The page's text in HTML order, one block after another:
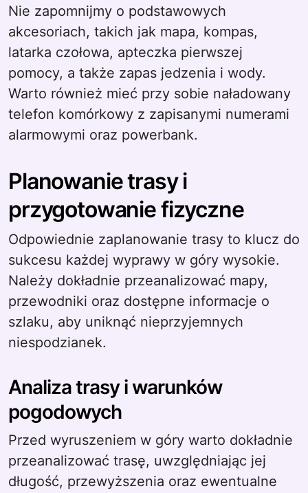
Nie zapomnijmy o podstawowych
akcesoriach, takich jak mapa, kompas,
latarka czołowa, apteczka pierwszej
pomocy, a także zapas jedzenia i wody.
Warto również mieć przy sobie naładowany
telefon komórkowy z zapisanymi numerami
alarmowymi oraz powerbank.
Planowanie trasy i
przygotowanie fizyczne
Odpowiednie zaplanowanie trasy to klucz do
sukcesu każdej wyprawy w góry wysokie.
Należy dokładnie przeanalizować mapy,
przewodniki oraz dostępne informacje o
szlaku, aby uniknąć nieprzyjemnych
niespodzianek.
Analiza trasy i warunków
pogodowych
Przed wyruszeniem w góry warto dokładnie
przeanalizować trasę, uwzględniając jej
długość, przewyższenia oraz ewentualne